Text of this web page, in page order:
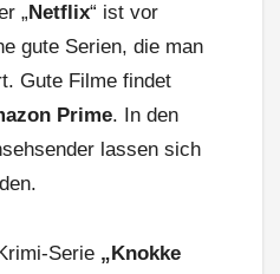
„ Netflix“ ist vor
gute Serien, die man
Gute Filme findet
Prime. In den
lassen sich
Serie „Knokke